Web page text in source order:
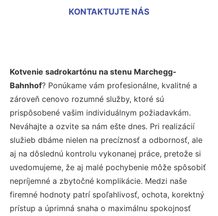
KONTAKTUJTE NÁS
Kotvenie sadrokartónu na stenu Marchegg-
Bahnhof? Ponúkame vám profesionálne, kvalitné a
zároveň cenovo rozumné služby, ktoré sú
prispôsobené vašim individuálnym požiadavkám.
Neváhajte a ozvite sa nám ešte dnes. Pri realizácií
služieb dbáme nielen na precíznosť a odbornosť, ale
aj na dôslednú kontrolu vykonanej práce, pretože si
uvedomujeme, že aj malé pochybenie môže spôsobiť
nepríjemné a zbytočné komplikácie. Medzi naše
firemné hodnoty patrí spoľahlivosť, ochota, korektný
prístup a úprimná snaha o maximálnu spokojnosť